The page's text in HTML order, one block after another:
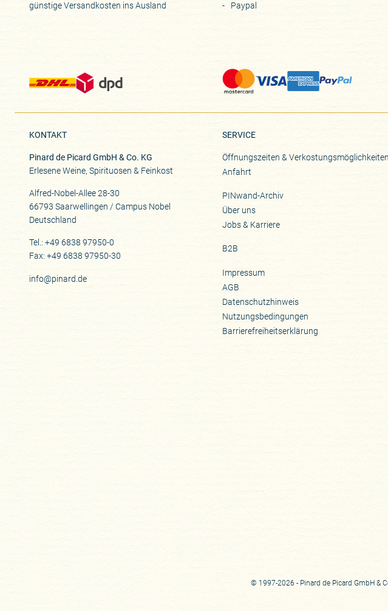
günstige Versandkosten ins Ausland
Paypal
KONTAKT
Pinard de Picard GmbH & Co. KG
Erlesene Weine, Spirituosen & Feinkost
Alfred-Nobel-Allee 28-30
66793 Saarwellingen / Campus Nobel
Deutschland
Tel.: +49 6838 97950-0
Fax: +49 6838 97950-30
info@pinard.de
SERVICE
Öffnungszeiten & Verkostungsmöglichkeiten
Anfahrt
PINwand-Archiv
Über uns
Jobs & Karriere
B2B
Impressum
AGB
Datenschutzhinweis
Nutzungsbedingungen
Barrierefreiheitserklärung
© 1997-2026 - Pinard de Picard GmbH &